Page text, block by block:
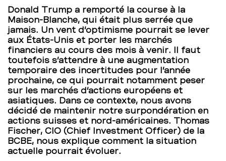
BCBE
Donald Trump a remporté la course à la
Maison-Blanche, qui était plus serrée que
jamais. Un vent d’optimisme pourrait se lever
aux États-Unis et porter les marchés
financiers au cours des mois à venir. Il faut
toutefois s’attendre à une augmentation
temporaire des incertitudes pour l’année
prochaine, ce qui pourrait notamment peser
sur les marchés d’actions européens et
asiatiques. Dans ce contexte, nous avons
décidé de maintenir notre surpondération en
actions suisses et nord-américaines. Thomas
Fischer, CIO (Chief Investment Officer) de la
BCBE, nous explique comment la situation
actuelle pourrait évoluer.